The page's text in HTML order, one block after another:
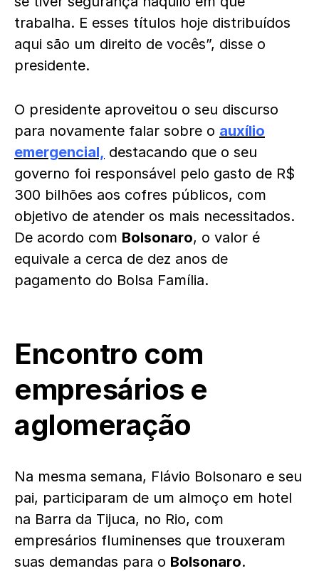
trabalha. E esses títulos hoje distribuídos
aqui são um direito de vocês”, disse o
presidente.
O presidente aproveitou o seu discurso
para novamente falar sobre o auxílio
emergencial, destacando que o seu
governo foi responsável pelo gasto de R$
300 bilhões aos cofres públicos, com
objetivo de atender os mais necessitados.
De acordo com Bolsonaro, o valor é
equivale a cerca de dez anos de
pagamento do Bolsa Família.
Encontro com
empresários e
aglomeração
Na mesma semana, Flávio Bolsonaro e seu
pai, participaram de um almoço em hotel
na Barra da Tijuca, no Rio, com
empresários fluminenses que trouxeram
suas demandas para o Bolsonaro.